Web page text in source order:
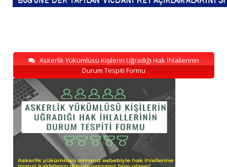
Askerlik Yükümlüsü Kişilerin Uğradığı Hak İhlallerinin
Durum Tespiti Formu